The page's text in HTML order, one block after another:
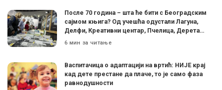
После 70 година – шта ће бити с Београдским
сајмом књига? Од учешћа одустали Лагуна,
Делфи, Креативни центар, Пчелица, Дерета…
6 мин за читање
Васпитачица о адаптацији на вртић: НИЈЕ крај
кад дете престане да плаче, то је само фаза
равнодушности